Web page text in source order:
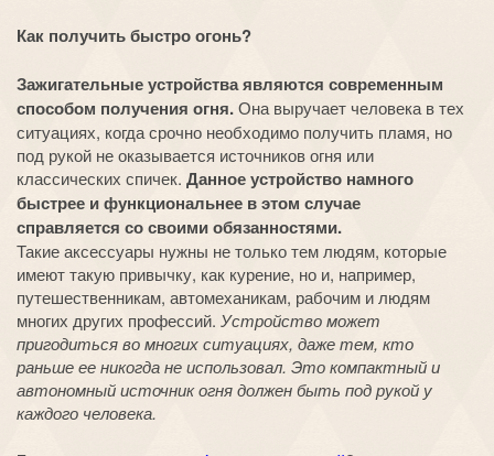
Как получить быстро огонь?
Зажигательные устройства являются современным
способом получения огня.Она выручает человека в тех
ситуациях, когда срочно необходимо получить пламя, но
под рукой не оказывается источников огня или
классических спичек. Данное устройство намного
быстрее и функциональнее в этом случае
справляется со своими обязанностями.
Такие аксессуары нужны не только тем людям, которые
имеют такую привычку, как курение, но и, например,
путешественникам, автомеханикам, рабочим и людям
многих других профессий. Устройство может
пригодиться во многих ситуациях, даже тем, кто
раньше ее никогда не использовал. Это компактный и
автономный источник огня должен быть под рукой у
каждого человека.